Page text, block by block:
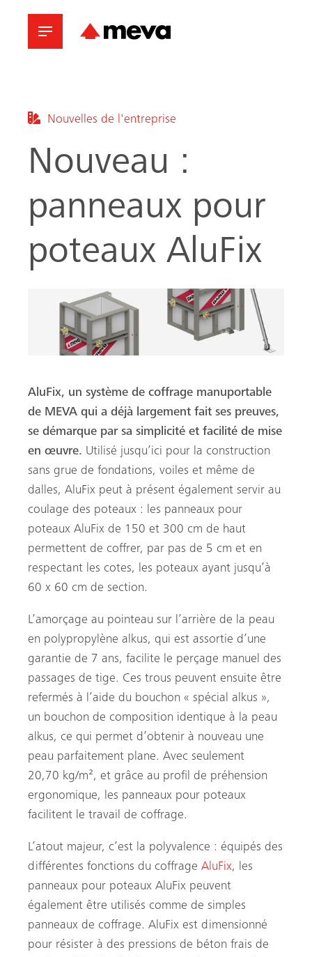
Nouvelles de l'entreprise
Nouveau :
panneaux pour
poteaux AluFix
AluFix, un système de coffrage manuportable
de MEVA qui a déjà largement fait ses preuves,
se démarque par sa simplicité et facilité de mise
en œuvre. Utilisé jusqu’ici pour la construction
sans grue de fondations, voiles et même de
dalles, AluFix peut à présent également servir au
coulage des poteaux : les panneaux pour
poteaux AluFix de 150 et 300 cm de haut
permettent de coffrer, par pas de 5 cm et en
respectant les cotes, les poteaux ayant jusqu’à
60 x 60 cm de section.
L’amorçage au pointeau sur l’arrière de la peau
en polypropylène alkus, qui est assortie d’une
garantie de 7 ans, facilite le perçage manuel des
passages de tige. Ces trous peuvent ensuite être
refermés à l’aide du bouchon « spécial alkus »,
un bouchon de composition identique à la peau
alkus, ce qui permet d’obtenir à nouveau une
peau parfaitement plane. Avec seulement
20,70 kg/m², et grâce au profil de préhension
ergonomique, les panneaux pour poteaux
facilitent le travail de coffrage.
L’atout majeur, c’est la polyvalence : équipés des
différentes fonctions du coffrage AluFix, les
panneaux pour poteaux AluFix peuvent
également être utilisés comme de simples
panneaux de coffrage. AluFix est dimensionné
pour résister à des pressions de béton frais de